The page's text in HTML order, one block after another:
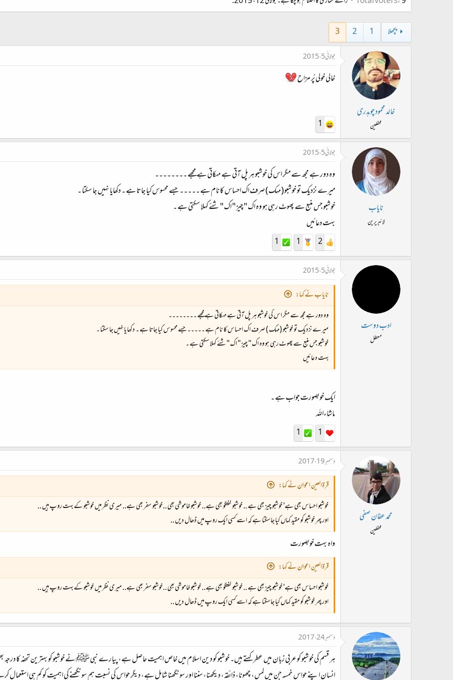
د
ء
پچھلا 1
2
3
خالد محمود چوہدری
محفلین
جولائی 5، 2015
خالی خولی پُر مزاح
1
نایاب
لائبریرین
جولائی 5، 2015
وہ دور ہے مجھ سے مگر اس کی خوشبو ہر پل آتی ہے مہکاتی ہے مجھے ۔۔۔۔۔۔۔۔
میرے نزدیک تو خوشبو (مہک ) صرف اک احساس کا نام ہے ۔۔۔۔۔ جسے محسوس کیا جاتا ہے ۔ دکھایا نہیں جا سکتا ۔
خوشبو جس منبع سے پھوٹ رہی ہو وہ اک " چیز " اک " شئے کہلا سکتی ہے ۔
بہت دعائیں
2
1
1
ادب دوست
معطل
جولائی 5، 2015
نایاب نے کہا:
وہ دور ہے مجھ سے مگر اس کی خوشبو ہر پل آتی ہے مہکاتی ہے مجھے ۔۔۔۔۔۔۔۔
میرے نزدیک تو خوشبو (مہک ) صرف اک احساس کا نام ہے ۔۔۔۔۔ جسے محسوس کیا جاتا ہے ۔ دکھایا نہیں جا سکتا ۔
خوشبو جس منبع سے پھوٹ رہی ہو وہ اک " چیز " اک " شئے کہلا سکتی ہے ۔
بہت دعائیں
ایک خوبصورت جواب ہے ۔
ماشاءاللہ
1
1
محمد عفان صفی
محفلین
دسمبر 19، 2017
قرۃالعین اعوان نے کہا:
خوشبو احساس بھی ہے' خوشبو چیز بھی ہے .. خوشبو گفتگو بھی ہے.. خوشبو خاموشی بھی ..خوشبو سفر بھی ہے.. میری نظر میں خوشبو کے بہت روپ ہیں ..
اور پھر خوشبو کو مقید کہاں کیا جاسکتا ہے کہ اسے کسی ایک روپ میں ڈھال دیں ..
واہ بہت خوبصورت
قرۃالعین اعوان نے کہا:
خوشبو احساس بھی ہے' خوشبو چیز بھی ہے .. خوشبو گفتگو بھی ہے.. خوشبو خاموشی بھی ..خوشبو سفر بھی ہے.. میری نظر میں خوشبو کے بہت روپ ہیں ..
اور پھر خوشبو کو مقید کہاں کیا جاسکتا ہے کہ اسے کسی ایک روپ میں ڈھال دیں ..
دسمبر 24، 2017
ہر قسم کی خوشبو کو عربی زبان میں عطر کہتے ہیں۔ خوشبو کو دین اسلام میں خاص اہمیت حاصل ہے، پیارے نبی ﷺ نے خوشبو کو بہترین تحفہ کا درجہ
انسان اپنے حواس خمسہ جن میں لمس، چھونا، ذائقہ، دیکھنا، سننا اور سونگھنا شامل ہے، دیگر حواس کی نسبت ہم سونگھنے کی اہمیت کو کم ہی استعمال